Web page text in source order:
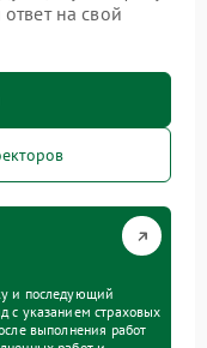
на свой
и последующий
с указанием страховых
выполнения работ